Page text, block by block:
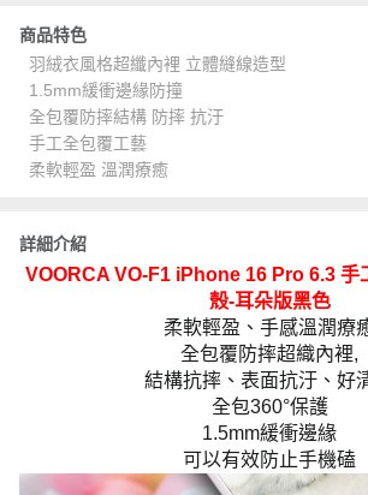
商品特色
羽絨衣風格超纖內裡 立體縫線造型
1.5mm緩衝邊緣防撞
全包覆防摔結構 防摔 抗汙
手工全包覆工藝
柔軟輕盈 溫潤療癒
詳細介紹
VOORCA VO-F1 iPhone 16 Pro 6.3 手
殼-耳朵版黑色
柔軟輕盈、手感溫潤療
全包覆防摔超織內裡,
結構抗摔、表面抗汙、好
全包360°保護
1.5mm緩衝邊緣
可以有效防止手機磕